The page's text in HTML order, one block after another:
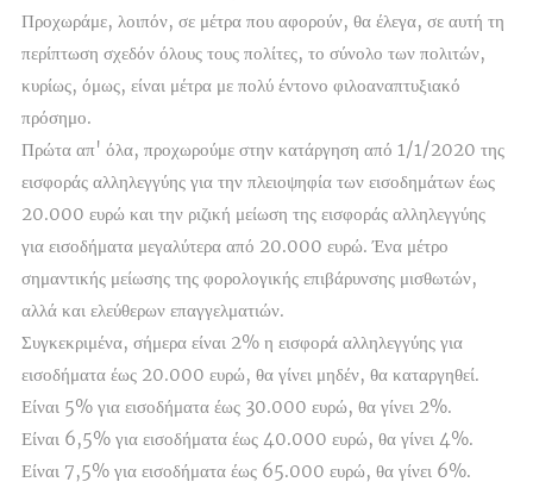
Προχωράμε, λοιπόν, σε μέτρα που αφορούν, θα έλεγα, σε αυτή τη
περίπτωση σχεδόν όλους τους πολίτες, το σύνολο των πολιτών,
κυρίως, όμως, είναι μέτρα με πολύ έντονο φιλοαναπτυξιακό
πρόσημο.
Πρώτα απ' όλα, προχωρούμε στην κατάργηση από 1/1/2020 της
εισφοράς αλληλεγγύης για την πλειοψηφία των εισοδημάτων έως
20.000 ευρώ και την ριζική μείωση της εισφοράς αλληλεγγύης
για εισοδήματα μεγαλύτερα από 20.000 ευρώ. Ένα μέτρο
σημαντικής μείωσης της φορολογικής επιβάρυνσης μισθωτών,
αλλά και ελεύθερων επαγγελματιών.
Συγκεκριμένα, σήμερα είναι 2% η εισφορά αλληλεγγύης για
εισοδήματα έως 20.000 ευρώ, θα γίνει μηδέν, θα καταργηθεί.
Είναι 5% για εισοδήματα έως 30.000 ευρώ, θα γίνει 2%.
Είναι 6,5% για εισοδήματα έως 40.000 ευρώ, θα γίνει 4%.
Είναι 7,5% για εισοδήματα έως 65.000 ευρώ, θα γίνει 6%.